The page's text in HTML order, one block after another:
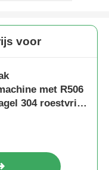
voor
met R506
304 roestvrij